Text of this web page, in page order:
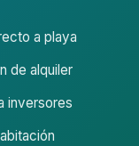
a playa
de alquiler
inversores